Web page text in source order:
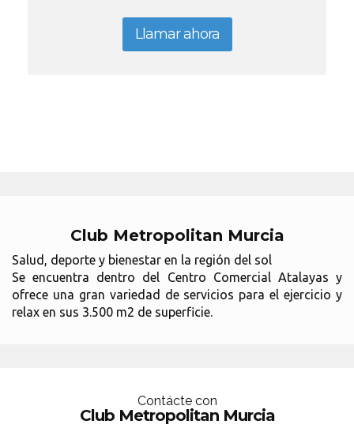
Llamar ahora
Club Metropolitan Murcia
Salud, deporte y bienestar en la región del sol
Se encuentra dentro del Centro Comercial Atalayas y
ofrece una gran variedad de servicios para el ejercicio y
relax en sus 3.500 m2 de superficie.
Contácte con
Club Metropolitan Murcia